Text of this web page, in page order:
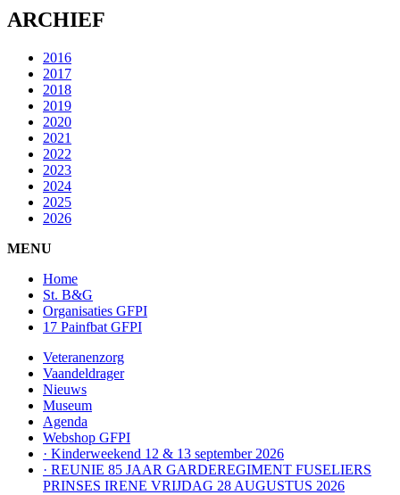
ARCHIEF
2016
2017
2018
2019
2020
2021
2022
2023
2024
2025
2026
MENU
Home
St. B&G
Organisaties GFPI
17 Painfbat GFPI
Veteranenzorg
Vaandeldrager
Nieuws
Museum
Agenda
Webshop GFPI
· Kinderweekend 12 & 13 september 2026
· REUNIE 85 JAAR GARDEREGIMENT FUSELIERS
PRINSES IRENE VRIJDAG 28 AUGUSTUS 2026